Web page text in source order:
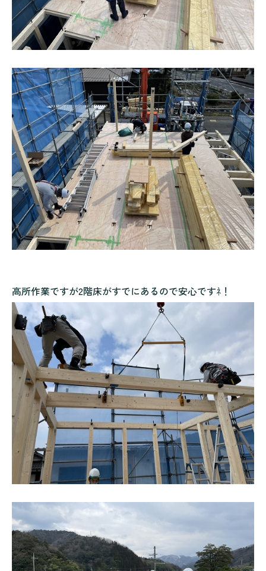
高所作業ですが2階床がすでにあるので安心ですﾈ！